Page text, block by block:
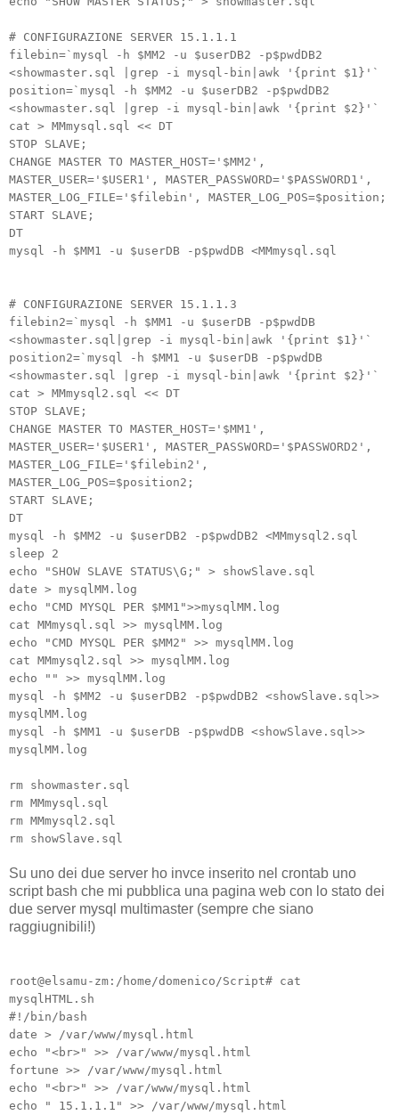
# CONFIGURAZIONE SERVER 15.1.1.1
filebin=`mysql -h $MM2 -u $userDB2 -p$pwdDB2
<showmaster.sql |grep -i mysql-bin|awk '{print $1}'`
position=`mysql -h $MM2 -u $userDB2 -p$pwdDB2
<showmaster.sql |grep -i mysql-bin|awk '{print $2}'`
cat > MMmysql.sql << DT
STOP SLAVE;
CHANGE MASTER TO MASTER_HOST='$MM2',
MASTER_USER='$USER1', MASTER_PASSWORD='$PASSWORD1',
MASTER_LOG_FILE='$filebin', MASTER_LOG_POS=$position;
START SLAVE;
DT
mysql -h $MM1 -u $userDB -p$pwdDB <MMmysql.sql
# CONFIGURAZIONE SERVER 15.1.1.3
filebin2=`mysql -h $MM1 -u $userDB -p$pwdDB
<showmaster.sql|grep -i mysql-bin|awk '{print $1}'`
position2=`mysql -h $MM1 -u $userDB -p$pwdDB
<showmaster.sql |grep -i mysql-bin|awk '{print $2}'`
cat > MMmysql2.sql << DT
STOP SLAVE;
CHANGE MASTER TO MASTER_HOST='$MM1',
MASTER_USER='$USER1', MASTER_PASSWORD='$PASSWORD2',
MASTER_LOG_FILE='$filebin2',
MASTER_LOG_POS=$position2;
START SLAVE;
DT
mysql -h $MM2 -u $userDB2 -p$pwdDB2 <MMmysql2.sql
sleep 2
echo "SHOW SLAVE STATUS\G;" > showSlave.sql
date > mysqlMM.log
echo "CMD MYSQL PER $MM1">>mysqlMM.log
cat MMmysql.sql >> mysqlMM.log
echo "CMD MYSQL PER $MM2" >> mysqlMM.log
cat MMmysql2.sql >> mysqlMM.log
echo "" >> mysqlMM.log
mysql -h $MM2 -u $userDB2 -p$pwdDB2 <showSlave.sql>>
mysqlMM.log
mysql -h $MM1 -u $userDB -p$pwdDB <showSlave.sql>>
mysqlMM.log
rm showmaster.sql
rm MMmysql.sql
rm MMmysql2.sql
rm showSlave.sql
Su uno dei due server ho invce inserito nel crontab uno
script bash che mi pubblica una pagina web con lo stato dei
due server mysql multimaster (sempre che siano
raggiugnibili!)
root@elsamu-zm:/home/domenico/Script# cat
mysqlHTML.sh
#!/bin/bash
date > /var/www/mysql.html
echo "<br>" >> /var/www/mysql.html
fortune >> /var/www/mysql.html
echo "<br>" >> /var/www/mysql.html
echo " 15.1.1.1" >> /var/www/mysql.html